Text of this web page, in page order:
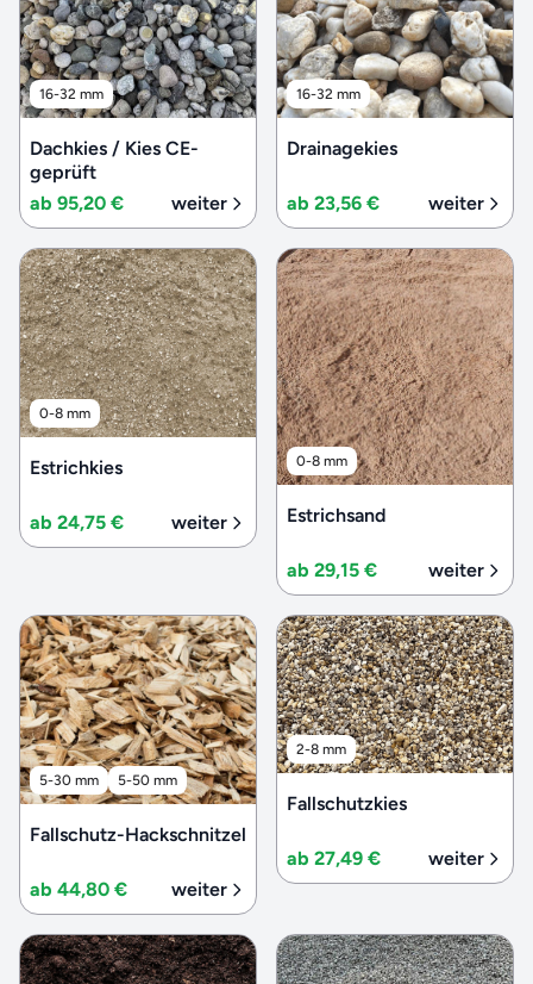
16-32 mm
Dachkies / Kies CE-
geprüft
ab 95,20 €
weiter
16-32 mm
Drainagekies
ab 23,56 € weiter
0-8 mm
Estrichkies
ab 24,75 € weiter
0-8 mm
Estrichsand
ab 29,15 € weiter
5-30 mm 5-50 mm
Fallschutz-Hackschnitzel
ab 44,80 € weiter
2-8 mm
Fallschutzkies
ab 27,49 € weiter